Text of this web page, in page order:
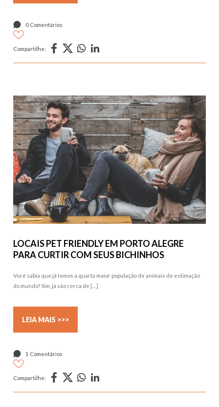
0 Comentários
Compartilhe:
LOCAIS PET FRIENDLY EM PORTO ALEGRE
PARA CURTIR COM SEUS BICHINHOS
Você sabia que já temos a quarta maior população de animais de estimação
do mundo? Sim, já são cerca de […]
LEIA MAIS >>>
1 Comentários
Compartilhe: